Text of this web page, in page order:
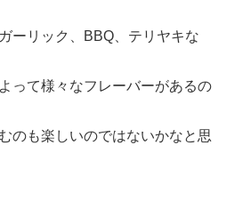
ーリック、BBQ、テリヤキな
って様々なフレーバーがあるの
のも楽しいのではないかなと思